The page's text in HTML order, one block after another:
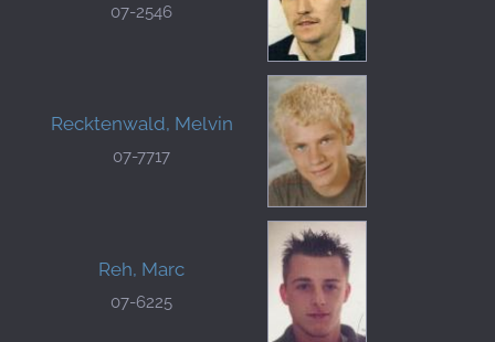
07-2546
Recktenwald, Melvin
07-7717
Reh, Marc
07-6225